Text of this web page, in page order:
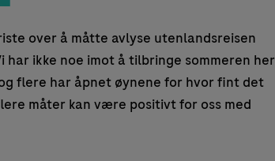
over å måtte avlyse utenlandsreisen
ikke noe imot å tilbringe sommeren her
flere har åpnet øynene for hvor fint det
måter kan være positivt for oss med